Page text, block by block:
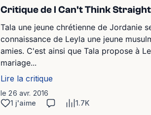
Critique de I Can't Think
Tala une jeune chrétienne de Jordanie
connaissance de Leyla une jeune
amies. C'est ainsi que Tala propose à
mariage...
Lire la critique
le 26 avr. 2016
1 j'aime
1.7K